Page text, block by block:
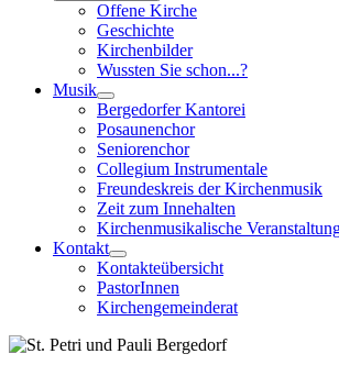
Offene Kirche
Geschichte
Kirchenbilder
Wussten Sie schon...?
Musik
Bergedorfer Kantorei
Posaunenchor
Seniorenchor
Collegium Instrumentale
Freundeskreis der Kirchenmusik
Zeit zum Innehalten
Kirchenmusikalische
Kontakt
Kontakteübersicht
PastorInnen
Kirchengemeinderat